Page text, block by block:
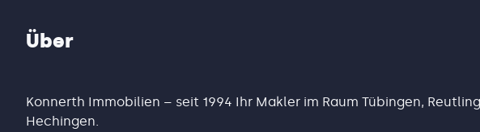
Über
Konnerth Immobilien – seit 1994 Ihr Makler im Raum Tübingen,
Hechingen.